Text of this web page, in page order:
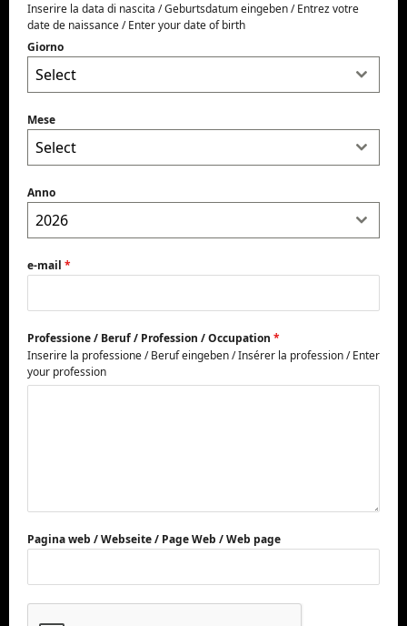
Inserire la data di nascita / Geburtsdatum eingeben / Entrez votre
date de naissance / Enter your date of birth
Giorno
Select
Mese
Select
Anno
2026
e-mail *
Professione / Beruf / Profession / Occupation *
Inserire la professione / Beruf eingeben / Insérer la profession / Enter
your profession
Pagina web / Webseite / Page Web / Web page